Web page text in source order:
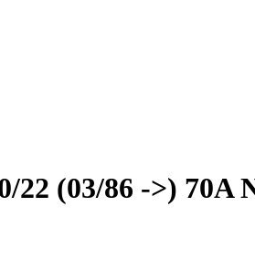
22 (03/86 ->) 70A